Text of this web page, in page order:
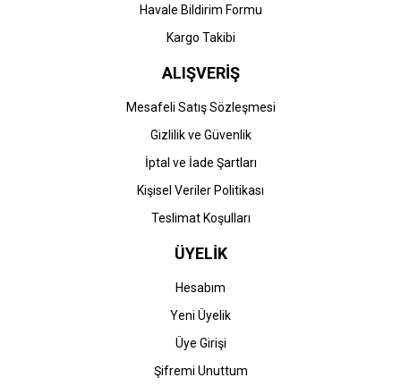
Havale Bildirim Formu
Kargo Takibi
ALIŞVERİŞ
Mesafeli Satış Sözleşmesi
Gizlilik ve Güvenlik
İptal ve İade Şartları
Kişisel Veriler Politikası
Teslimat Koşulları
ÜYELİK
Hesabım
Yeni Üyelik
Üye Girişi
Şifremi Unuttum